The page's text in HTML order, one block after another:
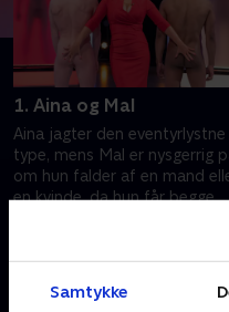
Samtykke
1. Aina og Mal
Aina jagter den eventyrlystne
type, mens Mal er nysgerrig
om hun falder af en mand
en kvinde, da hun får begge
Andre så også